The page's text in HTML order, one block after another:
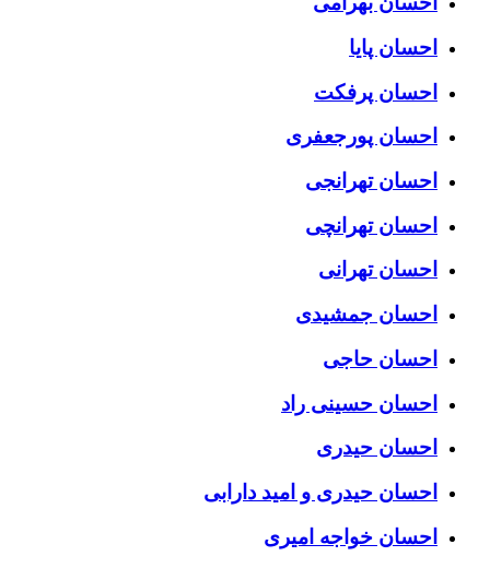
احسان پایا
احسان پرفکت
احسان پورجعفری
احسان تهرانجی
احسان تهرانچی
احسان تهرانی
احسان جمشیدی
احسان حاجی
احسان حسینی راد
احسان حیدری
احسان حیدری و امید دارابی
احسان خواجه امیری